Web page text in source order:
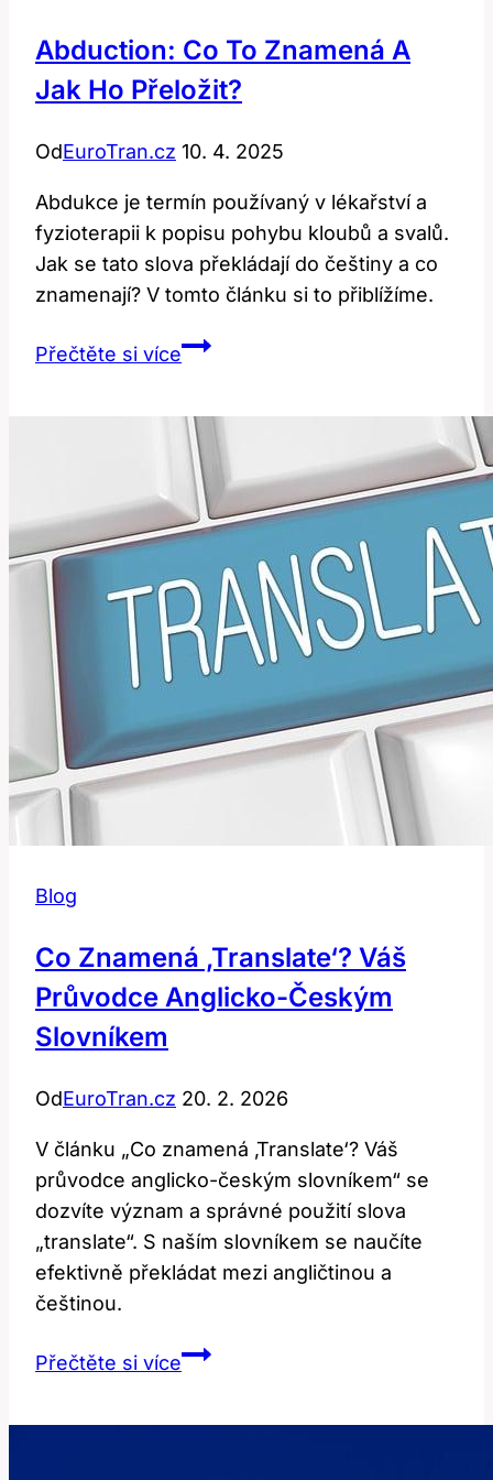
Abduction: Co To Znamená A
Jak Ho Přeložit?
OdEuroTran.cz 10. 4. 2025
Abdukce je termín používaný v lékařství a
fyzioterapii k popisu pohybu kloubů a svalů.
Jak se tato slova překládají do češtiny a co
znamenají? V tomto článku si to přiblížíme.
Přečtěte si víceAbduction:
znamená
a
jak
ho
přeložit?
Blog
Co Znamená ‚translate‘? Váš
Průvodce Anglicko-Českým
Slovníkem
OdEuroTran.cz 20. 2. 2026
V článku „Co znamená ‚Translate‘? Váš
průvodce anglicko-českým slovníkem“ se
dozvíte význam a správné použití slova
„translate“. S naším slovníkem se naučíte
efektivně překládat mezi angličtinou a
češtinou.
Přečtěte si víceCo